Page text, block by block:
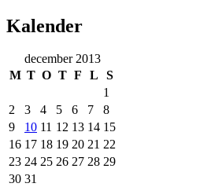
Kalender
december 2013
M T O T F L
S
1
2
3 4 5 6 7
8
9
10 11 12 13 14 15
16 17 18 19 20 21 22
23 24 25 26 27 28 29
30 31